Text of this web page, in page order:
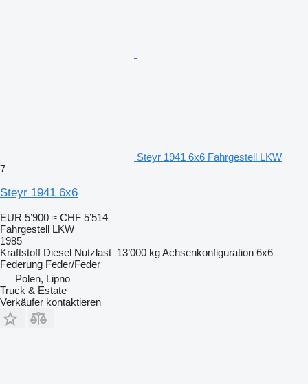
Steyr 1941 6x6 Fahrgestell LKW
7
Steyr 1941 6x6
EUR 5’900 ≈ CHF 5’514
Fahrgestell LKW
1985
Kraftstoff Diesel Nutzlast 13’000 kgAchsenkonfiguration 6x6
Federung Feder/Feder
Polen, Lipno
Truck & Estate
Verkäufer kontaktieren